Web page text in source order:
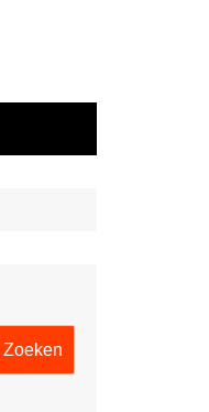
Zoeken